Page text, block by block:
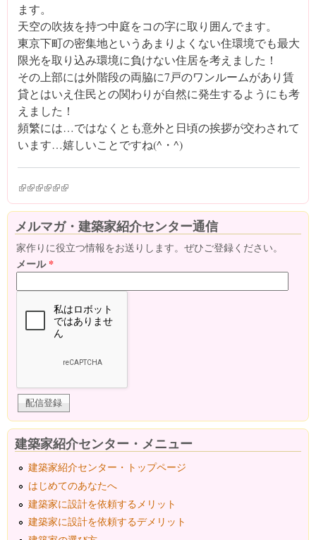
ます。
天空の吹抜を持つ中庭をコの字に取り囲んでます。
東京下町の密集地というあまりよくない住環境でも最大
限光を取り込み環境に負けない住居を考えました！
その上部には外階段の両脇に7戸のワンルームがあり賃
貸とはいえ住民との関わりが自然に発生するようにも考
えました！
頻繁には…ではなくとも意外と日頃の挨拶が交わされて
います…嬉しいことですね(^・^)
(link is external)
(link is external)
(link is external)
(link is external)
(link is external)
(link is external)
メルマガ・建築家紹介センター通信
家作りに役立つ情報をお送りします。ぜひご登録ください。
メール*
建築家紹介センター・メニュー
建築家紹介センター・トップページ
はじめてのあなたへ
建築家に設計を依頼するメリット
建築家に設計を依頼するデメリット